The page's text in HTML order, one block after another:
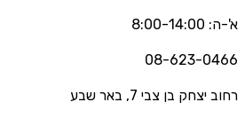
א'-ה: 8:00-14:00
08-623-0466
רחוב יצחק בן צבי 7, באר שבע